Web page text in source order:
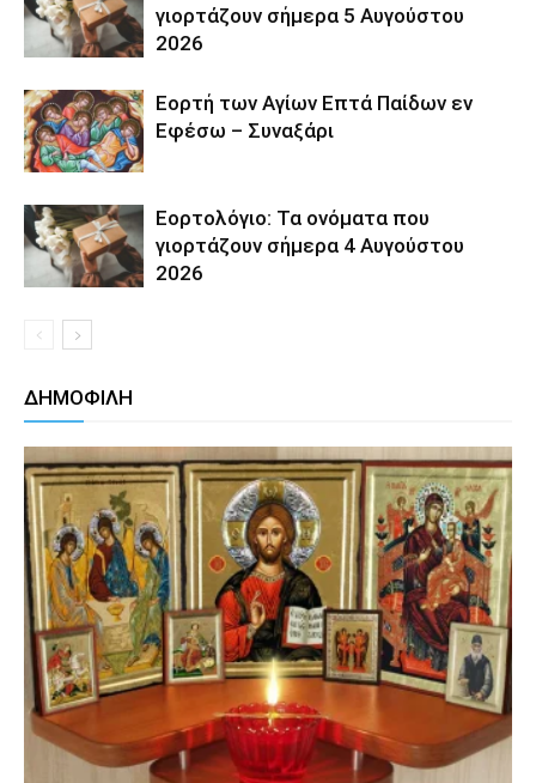
γιορτάζουν σήμερα 5 Αυγούστου
2026
Εορτή των Αγίων Επτά Παίδων εν
Εφέσω – Συναξάρι
Εορτολόγιο: Τα ονόματα που
γιορτάζουν σήμερα 4 Αυγούστου
2026
ΔΗΜΟΦΙΛΗ